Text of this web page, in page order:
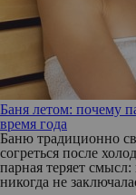
Баня летом: почему
время года
Баню традиционно
согреться после
парная теряет
никогда не